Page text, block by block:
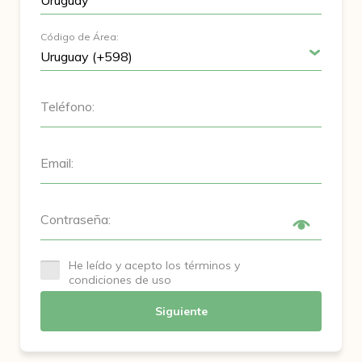
Código de Área:
Teléfono:
Email:
Contraseña:
He leído y acepto los términos y
condiciones de uso
Siguiente